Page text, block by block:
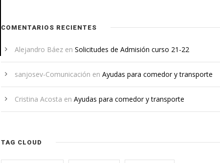
COMENTARIOS RECIENTES
Alejandro Báez enSolicitudes de Admisión curso 21-22
sanjosev-Comunicación enAyudas para comedor y transporte
Cristina Acosta enAyudas para comedor y transporte
TAG CLOUD